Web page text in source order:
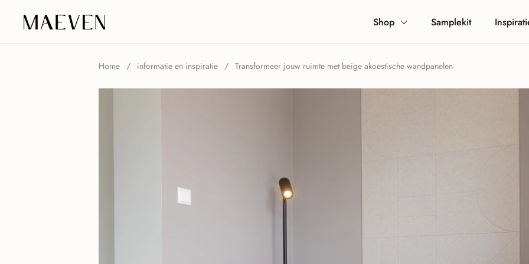
Shop Samplekit
Home / informatie en inspiratie / Transformeer jouw ruimte met beige akoestische wandpanelen